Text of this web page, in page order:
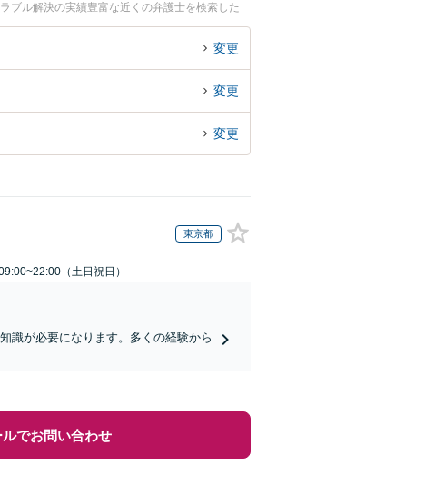
ブル解決の実績豊富な近くの弁護士を検索した
すめです。
変更
変更
変更
東京都
（土日祝日）
識が必要になります。多くの経験から
ルでお問い合わせ